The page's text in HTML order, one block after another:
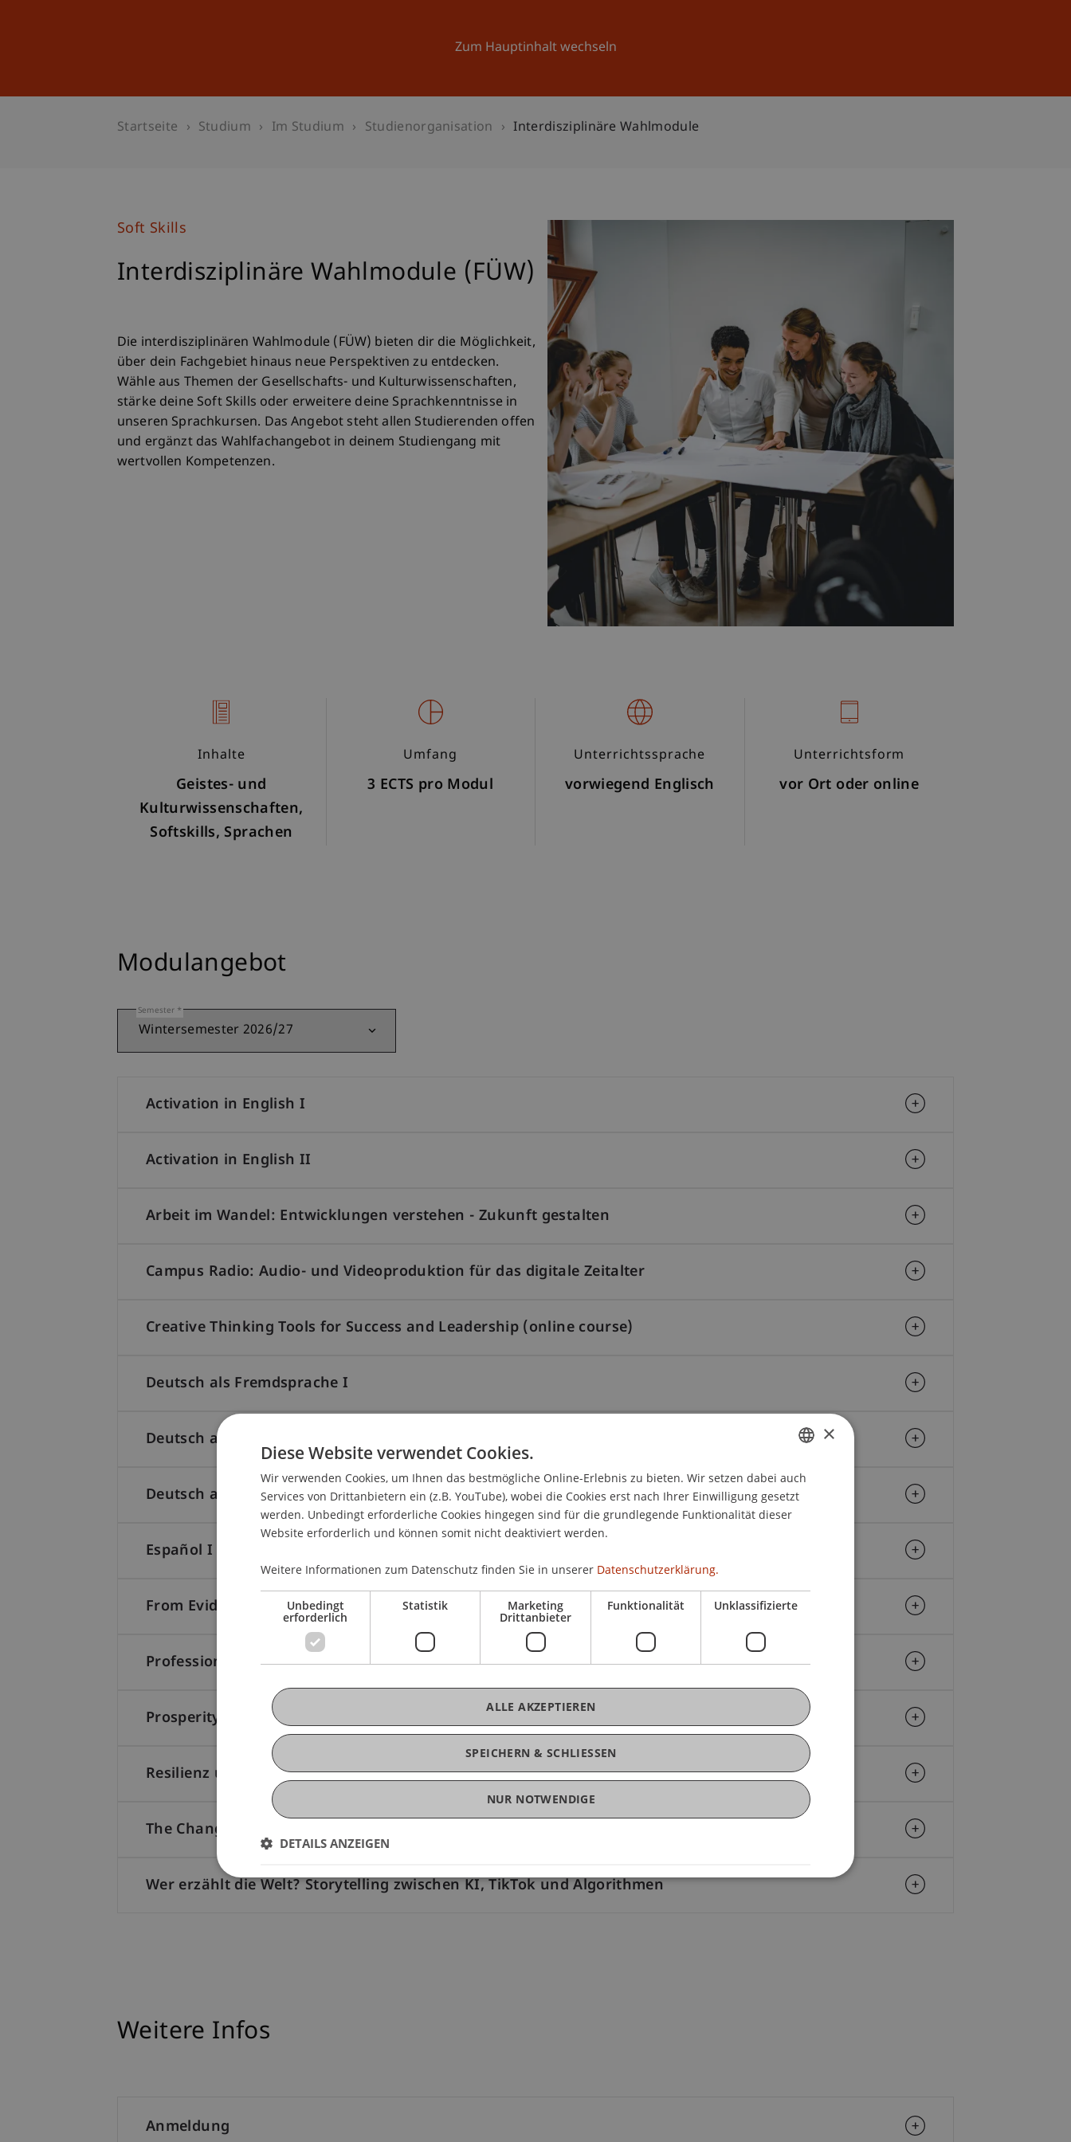
Zum Hauptinhalt wechseln
Universität Aktuelles
Startseite Studium Im Studium Studienorganisation Interdisziplinäre Wahlmodule
Soft Skills
Interdisziplinäre Wahlmodule (FÜW)
Die interdisziplinären Wahlmodule (FÜW) bieten dir die Möglichkeit,
über dein Fachgebiet hinaus neue Perspektiven zu entdecken.
Wähle aus Themen der Gesellschafts- und Kulturwissenschaften,
stärke deine Soft Skills oder erweitere deine Sprachkenntnisse in
unseren Sprachkursen. Das Angebot steht allen Studierenden offen
und ergänzt das Wahlfachangebot in deinem Studiengang mit
wertvollen Kompetenzen.
Inhalte
Geistes- und
Kulturwissenschaften,
Softskills, Sprachen
Umfang
3 ECTS pro Modul
Unterrichtssprache
vorwiegend Englisch
Unterrichtsform
vor Ort oder online
Modulangebot
Semester
Activation in English I
Activation in English II
Arbeit im Wandel: Entwicklungen verstehen - Zukunft gestalten
Campus Radio: Audio- und Videoproduktion für das digitale Zeitalter
Creative Thinking Tools for Success and Leadership (online course)
Deutsch als Fremdsprache I
Deutsch als Fremdsprache II
Deutsch als Fremdsprache III
Español I
From Evidence to Action: Science, Policy and Decision-Making in Complex Systems
Professional Skills for the Workplace (online course)
ProsperityCreation4You: Strategies, Tools and Leverage Points
Resilienz und mentale Gesundheit
The Changing World Order: Geopolitical and Social Dynamics
Wer erzählt die Welt? Storytelling zwischen KI, TikTok und Algorithmen
Weitere Infos
Anmeldung
GERMAN
ENGLISH
×
Diese Website verwendet Cookies.
Wir verwenden Cookies, um Ihnen das bestmögliche Online-Erlebnis zu bieten. Wir setzen dabei auch
Services von Drittanbietern ein (z.B. YouTube), wobei die Cookies erst nach Ihrer Einwilligung gesetzt
werden. Unbedingt erforderliche Cookies hingegen sind für die grundlegende Funktionalität dieser
Website erforderlich und können somit nicht deaktiviert werden.
Weitere Informationen zum Datenschutz finden Sie in unserer Datenschutzerklärung.
Unbedingt
erforderlich
Statistik Marketing
Drittanbieter
Funktionalität Unklassifizierte
SPEICHERN & SCHLIESSEN
ALLE AKZEPTIEREN
NUR NOTWENDIGE
DETAILS ANZEIGEN